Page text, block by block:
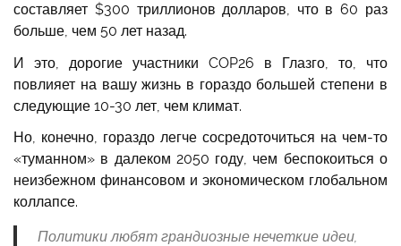
составляет $300 триллионов долларов, что в 60 раз
больше, чем 50 лет назад.
И это, дорогие участники COP26 в Глазго, то, что
повлияет на вашу жизнь в гораздо большей степени в
следующие 10-30 лет, чем климат.
Но, конечно, гораздо легче сосредоточиться на чем-то
«туманном» в далеком 2050 году, чем беспокоиться о
неизбежном финансовом и экономическом глобальном
коллапсе.
Политики любят грандиозные нечеткие идеи,